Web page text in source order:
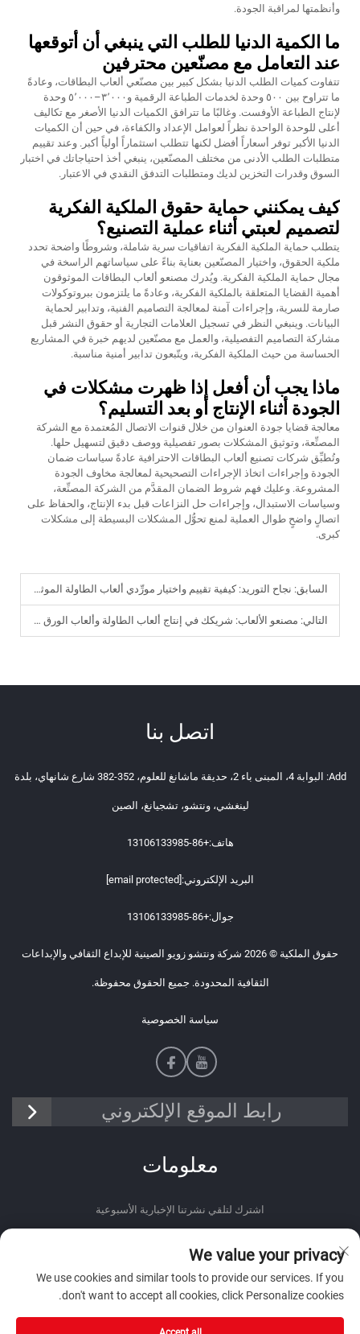
وأنظمتها لمراقبة الجودة.
ما الكمية الدنيا للطلب التي ينبغي أن أتوقعها
عند التعامل مع مصنّعين محترفين
تتفاوت كميات الطلب الدنيا بشكل كبير بين مصنّعي ألعاب البطاقات، وعادةً
ما تتراوح بين ٥٠٠ وحدة لخدمات الطباعة الرقمية و٣٬٠٠٠–٥٬٠٠٠ وحدة
لإنتاج الطباعة الأوفست. وغالبًا ما تترافق الكميات الدنيا الأصغر مع تكاليف
أعلى للوحدة الواحدة نظراً لعوامل الإعداد والكفاءة، في حين أن الكميات
الدنيا الأكبر توفر أسعاراً أفضل لكنها تتطلب استثماراً أولياً أكبر. وعند تقييم
متطلبات الطلب الأدنى من مختلف المصنّعين، ينبغي أخذ احتياجاتك في اختبار
السوق وقدرات التخزين لديك ومتطلبات التدفق النقدي في الاعتبار.
كيف يمكنني حماية حقوق الملكية الفكرية
لتصميم لعبتي أثناء عملية التصنيع؟
يتطلب حماية الملكية الفكرية اتفاقيات سرية شاملة، وشروطًا واضحة تحدد
ملكية الحقوق، واختيار المصنّعين بعناية بناءً على سياساتهم الراسخة في
مجال حماية الملكية الفكرية. ويُدرك مصنعو ألعاب البطاقات الموثوقون
أهمية القضايا المتعلقة بالملكية الفكرية، وعادةً ما يلتزمون ببروتوكولات
صارمة للسرية، وإجراءات آمنة لمعالجة التصاميم الفنية، وتدابير لحماية
البيانات. وينبغي النظر في تسجيل العلامات التجارية أو حقوق النشر قبل
مشاركة التصاميم التفصيلية، والعمل مع مصنّعين لديهم خبرة في المشاريع
الحساسة من حيث الملكية الفكرية، ويتّبعون تدابير أمنية مناسبة.
ماذا يجب أن أفعل إذا ظهرت مشكلات في
الجودة أثناء الإنتاج أو بعد التسليم؟
معالجة قضايا جودة العنوان من خلال قنوات الاتصال المُعتمدة مع الشركة
المصنِّعة، وتوثيق المشكلات بصور تفصيلية ووصف دقيق لتسهيل حلها.
وتُطبِّق شركات تصنيع ألعاب البطاقات الاحترافية عادةً سياسات ضمان
الجودة وإجراءات اتخاذ الإجراءات التصحيحية لمعالجة مخاوف الجودة
المشروعة. وعليك فهم شروط الضمان المقدَّم من الشركة المصنِّعة،
وسياسات الاستبدال، وإجراءات حل النزاعات قبل بدء الإنتاج، والحفاظ على
اتصالٍ واضحٍ طوال العملية لمنع تحوُّل المشكلات البسيطة إلى مشكلات
كبرى.
السابق: نجاح التوريد: كيفية تقييم واختيار مورِّدي ألعاب الطاولة الموثوقين
التالي: مصنعو الألعاب: شريكك في إنتاج ألعاب الطاولة وألعاب الورق والألعاب التعليمية
اتصل بنا
Add: البوابة 4، المبنى باء 2، حديقة ماشانغ للعلوم، 352-382 شارع شانهاي، بلدة
لينغشي، ونتشو، تشجيانغ، الصين
هاتف:+86-13106133985
البريد الإلكتروني:[email protected]
جوال:+86-13106133985
حقوق الملكية © 2026 شركة ونتشو زويو الصينية للإبداع الثقافي والإبداعات
الثقافية المحدودة. جميع الحقوق محفوظة.
سياسة الخصوصية
رابط الموقع الإلكتروني
معلومات
اشترك لتلقي نشرتنا الإخبارية الأسبوعية
أرسل
We value your privacy
We use cookies and similar tools to provide our services. If you
don't want to accept all cookies, click Personalize cookies.